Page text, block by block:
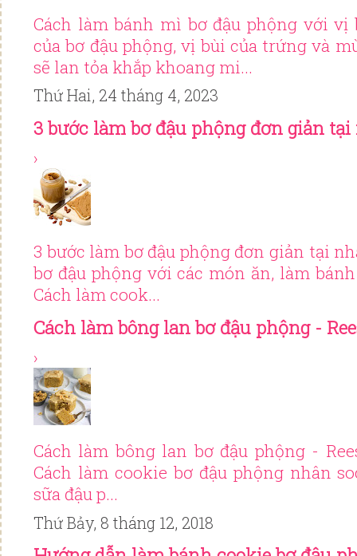
Cách làm bánh mì bơ đậu phộng với vị
của bơ đậu phộng, vị bùi của trứng và
sẽ lan tỏa khắp khoang mi...
Thứ Hai, 24 tháng 4, 2023
3 bước làm bơ đậu phộng đơn giản tại
›
3 bước làm bơ đậu phộng đơn giản tại
bơ đậu phộng với các món ăn, làm
Cách làm cook...
Cách làm bông lan bơ đậu phộng -
›
Cách làm bông lan bơ đậu phộng -
Cách làm cookie bơ đậu phộng nhân
sữa đậu p...
Thứ Bảy, 8 tháng 12, 2018